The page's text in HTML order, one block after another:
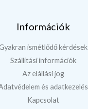
Információk
ismétlődő kérdések
Szállítási információk
Az elállási jog
és adatkezelés
Kapcsolat